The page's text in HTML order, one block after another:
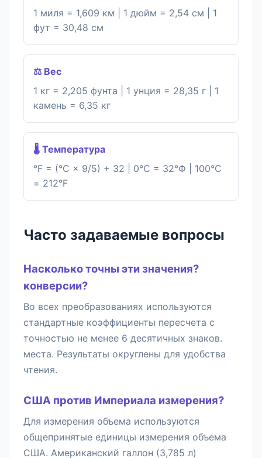
1 миля = 1,609 км | 1 дюйм = 2,54 см | 1
фут = 30,48 см
⚖️ Вес
1 кг = 2,205 фунта | 1 унция = 28,35 г | 1
камень = 6,35 кг
🌡️ Температура
°F = (°C × 9/5) + 32 | 0°С = 32°Ф | 100°C
= 212°F
Часто задаваемые вопросы
Насколько точны эти значения?
конверсии?
Во всех преобразованиях используются
стандартные коэффициенты пересчета с
точностью не менее 6 десятичных знаков.
места. Результаты округлены для удобства
чтения.
США против Империала измерения?
Для измерения объема используются
общепринятые единицы измерения объема
США. Американский галлон (3,785 л)